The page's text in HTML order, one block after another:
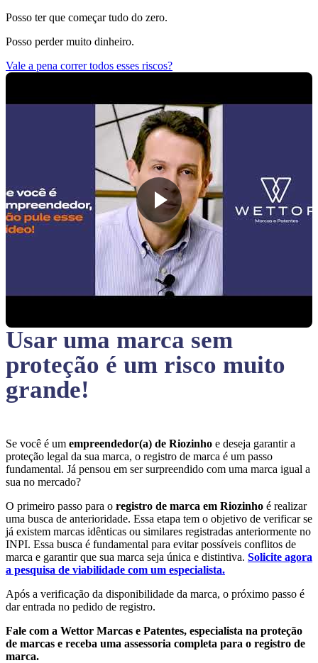
Posso ter que começar tudo do zero.
Posso perder muito dinheiro.
Vale a pena correr todos esses riscos?
Usar uma marca sem
proteção é um risco muito
grande!
Se você é um empreendedor(a) de Riozinho e deseja garantir a
proteção legal da sua marca, o registro de marca é um passo
fundamental. Já pensou em ser surpreendido com uma marca igual a
sua no mercado?
O primeiro passo para o registro de marca em Riozinho é realizar
uma busca de anterioridade. Essa etapa tem o objetivo de verificar se
já existem marcas idênticas ou similares registradas anteriormente no
INPI. Essa busca é fundamental para evitar possíveis conflitos de
marca e garantir que sua marca seja única e distintiva. Solicite agora
a pesquisa de viabilidade com um especialista.
Após a verificação da disponibilidade da marca, o próximo passo é
dar entrada no pedido de registro.
Fale com a Wettor Marcas e Patentes, especialista na proteção
de marcas e receba uma assessoria completa para o registro de
marca.